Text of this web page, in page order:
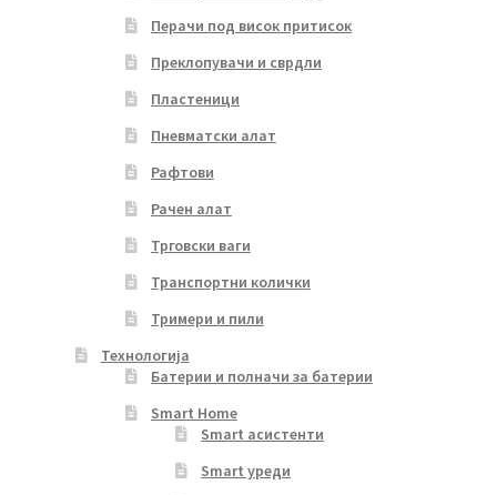
Перачи под висок притисок
Преклопувачи и сврдли
Пластеници
Пневматски алат
Рафтови
Рачен алат
Трговски ваги
Транспортни колички
Тримери и пили
Технологија
Батерии и полначи за батерии
Smart Home
Smart асистенти
Smart уреди